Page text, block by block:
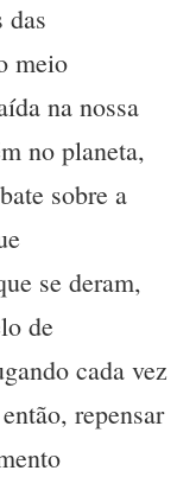
das
meio
na nossa
no planeta,
sobre a
se deram,
de
cada vez
repensar